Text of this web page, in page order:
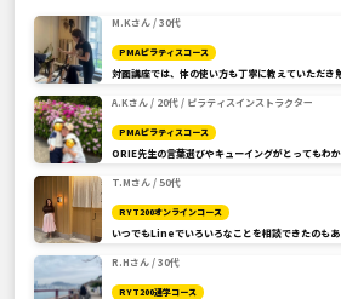
M.Kさん / 30代
PMAピラティスコース
対面講座では、体の使い方も丁寧に教えていただき
A.Kさん / 20代 / ピラティスインストラクター
PMAピラティスコース
ORIE先生の言葉選びやキューイングがとってもわ
T.Mさん / 50代
RYT200オンラインコース
いつでもLineでいろいろなことを相談できたのもあ
R.Hさん / 30代
RYT200通学コース